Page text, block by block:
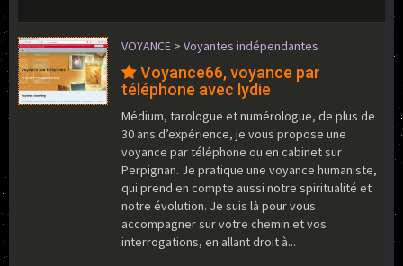
VOYANCE > Voyantes indépendantes
Voyance66, voyance par
téléphone avec lydie
Médium, tarologue et numérologue, de plus de
30 ans d’expérience, je vous propose une
voyance par téléphone ou en cabinet sur
Perpignan. Je pratique une voyance humaniste,
qui prend en compte aussi notre spiritualité et
notre évolution. Je suis là pour vous
accompagner sur votre chemin et vos
interrogations, en allant droit à...